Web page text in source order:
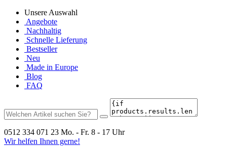
Unsere Auswahl
Angebote
Nachhaltig
Schnelle Lieferung
Bestseller
Neu
Made in Europe
Blog
FAQ
0512 334 071 23 Mo. - Fr. 8 - 17 Uhr
Wir helfen Ihnen gerne!